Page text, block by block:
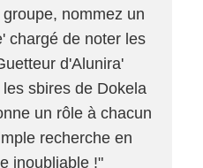
nommez un
chargé de noter les
d'Alunira'
sbires de Dokela
un rôle à chacun
recherche en
inoubliable !"